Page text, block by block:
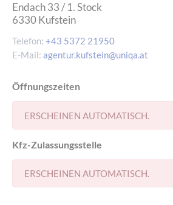
Endach 33 / 1. Stock
6330Kufstein
Telefon: +43 5372 21950
E-Mail: agentur.kufstein@uniqa.at
Öffnungszeiten
ERSCHEINEN AUTOMATISCH.
Kfz-Zulassungsstelle
ERSCHEINEN AUTOMATISCH.